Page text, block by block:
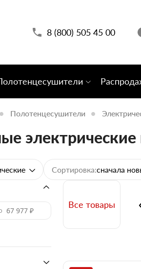
8 (800) 505 45 00
Полотенцесушители
электрические
Сортировка:сначала
Все товары